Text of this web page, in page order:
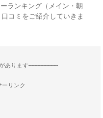
ランキング（メイン・朝
コミをご紹介していきま
あります--------------------
リンク